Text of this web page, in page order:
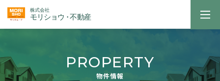
PROPERTY
物件情報